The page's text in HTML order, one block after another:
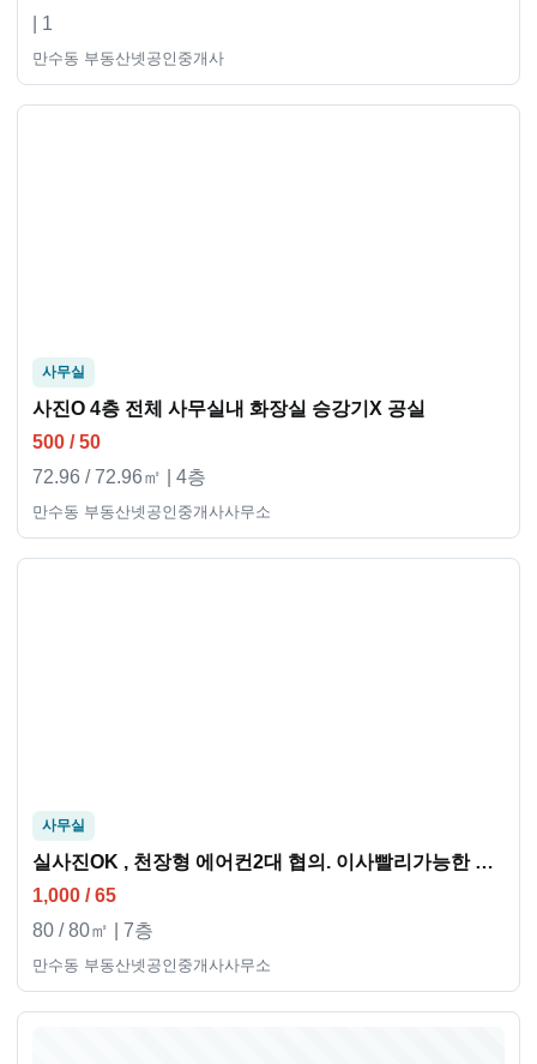
| 1
만수동 부동산넷공인중개사
사무실
사진O 4층 전체 사무실내 화장실 승강기X 공실
500 / 50
72.96 / 72.96㎡ | 4층
만수동 부동산넷공인중개사사무소
사무실
실사진OK , 천장형 에어컨2대 협의. 이사빨리가능한 사무실공간2개
1,000 / 65
80 / 80㎡ | 7층
만수동 부동산넷공인중개사사무소